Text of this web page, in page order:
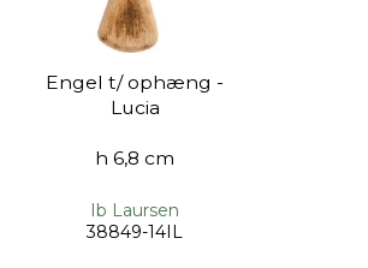
Engel t/ ophæng -
Lucia
h 6,8 cm
Ib Laursen
38849-14IL